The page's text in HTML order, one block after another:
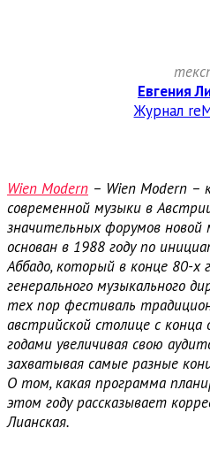
Евгения
Журнал
Wien Modern – Wien Modern –
современной музыки в
значительных форумов новой
основан в 1988 году по
Аббадо, который в конце 80-х
генерального музыкального
тех пор фестиваль
австрийской столице с конца
годами увеличивая свою
захватывая самые разные
О том, какая программа
этом году рассказывает
Лианская.